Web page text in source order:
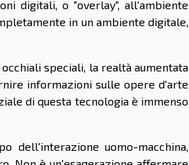
digitali, o "overlay", all'ambiente
in un ambiente digitale,
speciali, la realtà aumentata
informazioni sulle opere d'arte
di questa tecnologia è immenso
dell'interazione uomo-macchina,